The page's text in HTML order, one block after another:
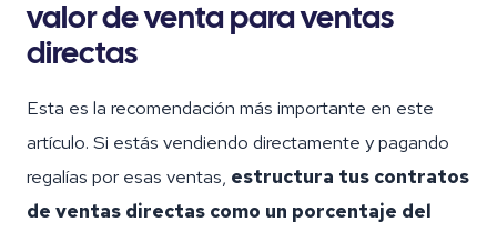
valor de venta para ventas
directas
Esta es la recomendación más importante en este
artículo. Si estás vendiendo directamente y pagando
regalías por esas ventas, estructura tus contratos
de ventas directas como un porcentaje del